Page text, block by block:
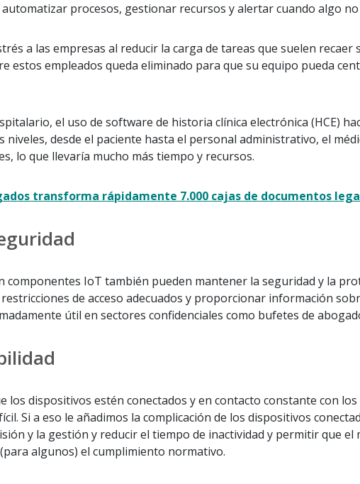
procesos, gestionar recursos y alertar cuando algo
a las empresas al reducir la carga de tareas que suelen
estos empleados queda eliminado para que su equipo pueda
el uso de software de historia clínica electrónica (HCE)
niveles, desde el paciente hasta el personal administrativo, el
lo que llevaría mucho más tiempo y recursos.
transforma rápidamente 7.000 cajas de documentos
componentes IoT también pueden mantener la seguridad y la
de acceso adecuados y proporcionar información
útil en sectores confidenciales como bufetes de
los dispositivos estén conectados y en contacto constante con
Si a eso le añadimos la complicación de los dispositivos
y la gestión y reducir el tiempo de inactividad y permitir que
algunos) el cumplimiento normativo.